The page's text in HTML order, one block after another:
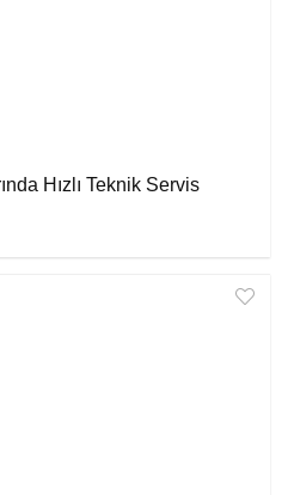
Hızlı Teknik Servis